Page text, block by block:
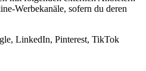
Werbekanäle, sofern du deren
LinkedIn, Pinterest, TikTok